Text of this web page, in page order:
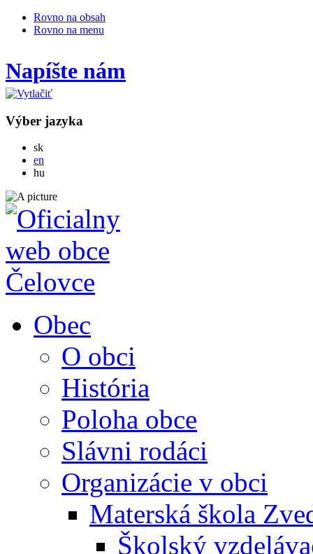
Rovno na obsah
Rovno na menu
Napíšte nám
Výber jazyka
skSlovensky
en
hu
Obec
O obci
História
Poloha obce
Slávni rodáci
Organizácie v obci
Materská škola
Školský